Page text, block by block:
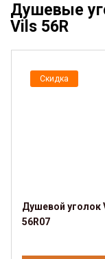
Душевые
Vils 56R
Скидка
Душевой уголок
56R07